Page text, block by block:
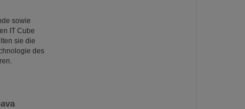
sowie
IT Cube
sie die
des